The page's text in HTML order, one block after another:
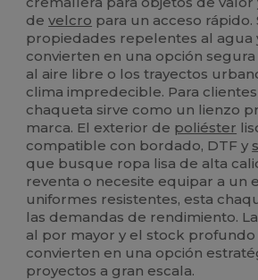
develcro para un acceso rápido.
propiedades repelentes al agua
convierten en una opción
al aire libre o los trayectos
clima impredecible. Para
chaqueta sirve como un lienzo
marca. El exterior de poliéster
compatible con bordado, DTF y
que busque ropa lisa de alta
reventa o necesite equipar a un
uniformes resistentes, esta
las demandas de rendimiento.
al por mayor y el stock profundo
convierten en una opción
proyectos a gran escala.